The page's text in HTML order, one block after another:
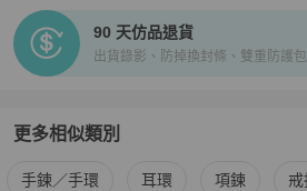
也能從英文字母等級（SA．A 級．B 級．
況。
★ 二手商品非新品，圖文已盡力完整敘述
片放大看，並綜合商品圖片和文字去綜合
明確標示等級，如下單即表示可接受商品狀
標準的不同，請務必下單前詳細確認商品
90 天仿品退貨
出貨錄影、防掉換封條、雙重防護
更多相似類別
更多Chanel女士配件相似商品推薦
手鍊／手環 耳環 項鍊